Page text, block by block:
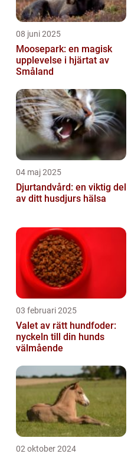
08 juni 2025
Moosepark: en magisk
upplevelse i hjärtat av
Småland
04 maj 2025
Djurtandvård: en viktig del
av ditt husdjurs hälsa
03 februari 2025
Valet av rätt hundfoder:
nyckeln till din hunds
välmående
02 oktober 2024